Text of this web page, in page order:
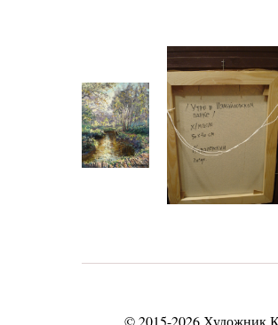
© 2015-2026 Художник